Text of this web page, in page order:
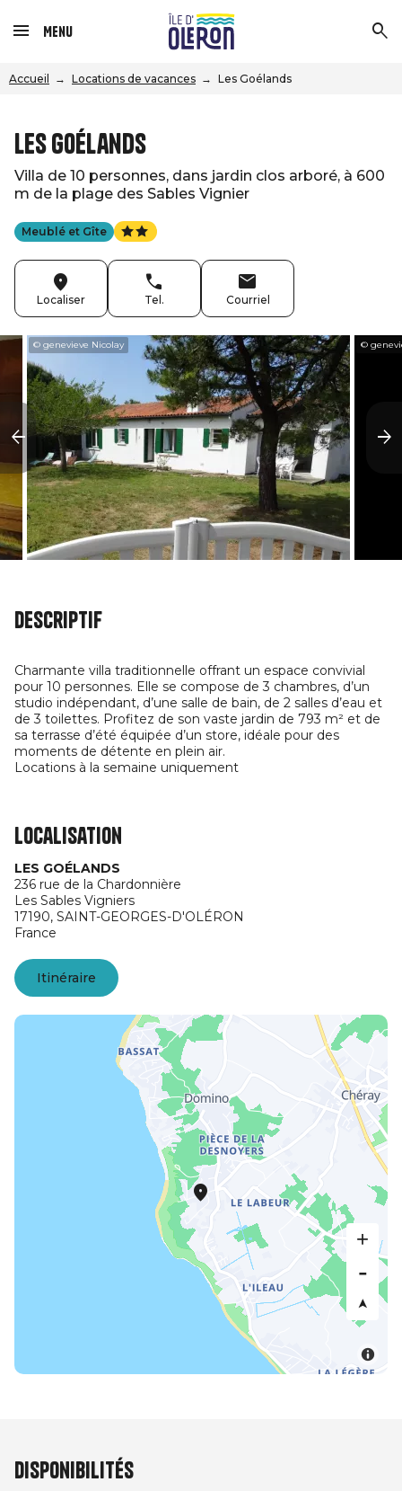
Menu
Accueil Locations de vacances Les Goélands
Les Goélands
Villa de 10 personnes, dans jardin clos arboré, à 600
m de la plage des Sables Vignier
Meublé et Gîte
Localiser Tel. Courriel
© genevieve Nicolay ©
Descriptif
Charmante villa traditionnelle offrant un espace convivial
pour 10 personnes. Elle se compose de 3 chambres, d’un
studio indépendant, d’une salle de bain, de 2 salles d’eau et
de 3 toilettes. Profitez de son vaste jardin de 793 m² et de
sa terrasse d’été équipée d’un store, idéale pour des
moments de détente en plein air.
Locations à la semaine uniquement
Localisation
LES GOÉLANDS
236 rue de la Chardonnière
Les Sables Vigniers
17190, SAINT-GEORGES-D'OLÉRON
France
Itinéraire
Disponibilités